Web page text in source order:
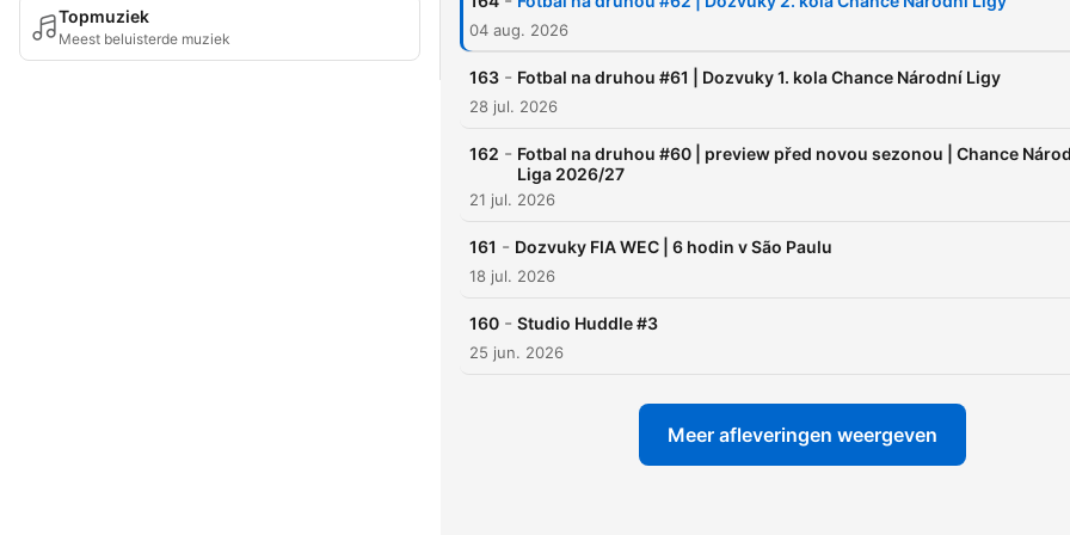
Topmuziek
Meest beluisterde muziek 04 aug. 2026
163 - Fotbal na druhou #61 | Dozvuky 1. kola Chance Národní Ligy
28 jul. 2026
162 - Fotbal na druhou #60 | preview před novou sezonou | Chance
Liga 2026/27
21 jul. 2026
161 - Dozvuky FIA WEC | 6 hodin v São Paulu
18 jul. 2026
160 - Studio Huddle #3
25 jun. 2026
Meer afleveringen weergeven